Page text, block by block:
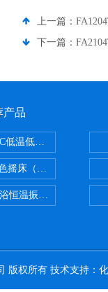
上一篇：
下一篇：
产品
低温低湿种子储藏柜
摇床（三维运动）
恒温振荡器
版权所有 技术支持：